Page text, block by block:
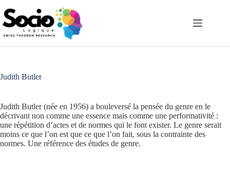
au
contenu
Judith Butler
Judith Butler (née en 1956) a bouleversé la pensée du genre en le
décrivant non comme une essence mais comme une performativité :
une répétition d’actes et de normes qui le font exister. Le genre serait
moins ce que l’on est que ce que l’on fait, sous la contrainte des
normes. Une référence des études de genre.